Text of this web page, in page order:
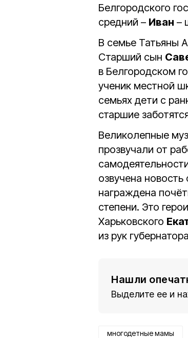
Белгородского
средний – Иван –
В семье Татьяны
Старший сын
в Белгородском
ученик местной
семьях дети с
старшие
Великолепные
прозвучали от
озвучена
награждена
степени. Это
Харьковского
из рук
Нашли
Выделите ее и
многодетные мамы